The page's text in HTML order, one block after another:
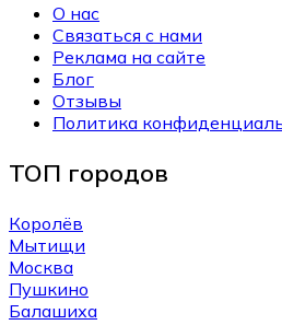
О нас
Связаться с нами
Реклама на сайте
Блог
Отзывы
Политика
ТОП городов
Королёв
Мытищи
Москва
Пушкино
Балашиха